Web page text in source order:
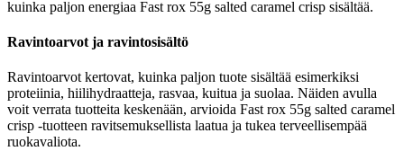
kuinka paljon energiaa Fast rox 55g salted caramel crisp sisältää.
Ravintoarvot ja ravintosisältö
Ravintoarvot kertovat, kuinka paljon tuote sisältää esimerkiksi
proteiinia, hiilihydraatteja, rasvaa, kuitua ja suolaa. Näiden avulla
voit verrata tuotteita keskenään, arvioida Fast rox 55g salted caramel
crisp -tuotteen ravitsemuksellista laatua ja tukea terveellisempää
ruokavaliota.